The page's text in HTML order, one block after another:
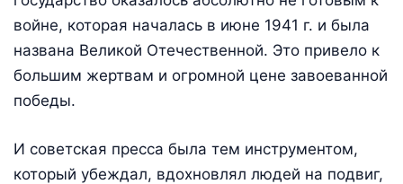
войне, которая началась в июне 1941 г. и была
названа Великой Отечественной. Это привело к
большим жертвам и огромной цене завоеванной
победы.
И советская пресса была тем инструментом,
который убеждал, вдохновлял людей на подвиг,